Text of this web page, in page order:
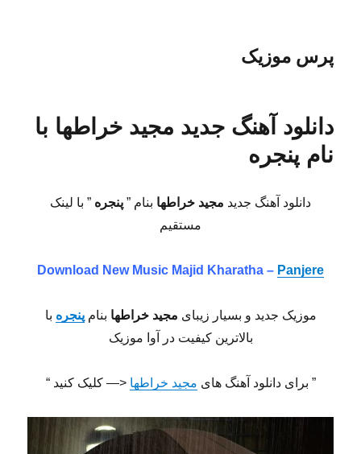
پرس موزیک
دانلود آهنگ جدید مجید خراطها با
نام پنجره
دانلود آهنگ جدید مجید خراطها بنام ” پنجره ” با لینک
مستقیم
Download New Music Majid Kharatha – Panjere
موزیک جدید و بسیار زیبای مجید خراطها بنام پنجره با
بالاترین کیفیت در آوا موزیک
” برای دانلود آهنگ های مجید خراطها <— کلیک کنید “